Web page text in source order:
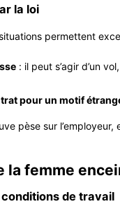
la loi
permettent
: il peut s’agir d’un
pour un motif
pèse sur
femme
de travail